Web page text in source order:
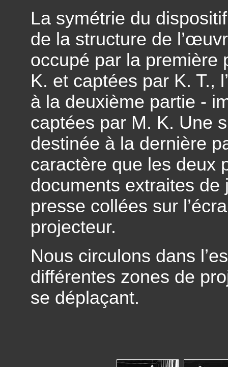
La symétrie du
de la structure de
occupé par la première
K. et captées par K. T.,
à la deuxième partie -
captées par M. K. Une
destinée à la dernière
caractère que les deux
documents extraites
presse collées sur
projecteur.
Nous circulons dans
différentes zones de
se déplaçant.